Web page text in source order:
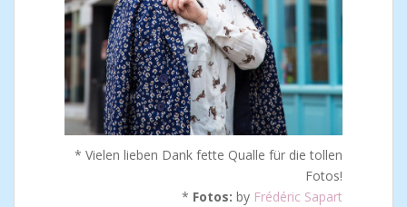
* Vielen lieben Dank fette Qualle für die tollen
Fotos!
* Fotos: by Frédéric Sapart